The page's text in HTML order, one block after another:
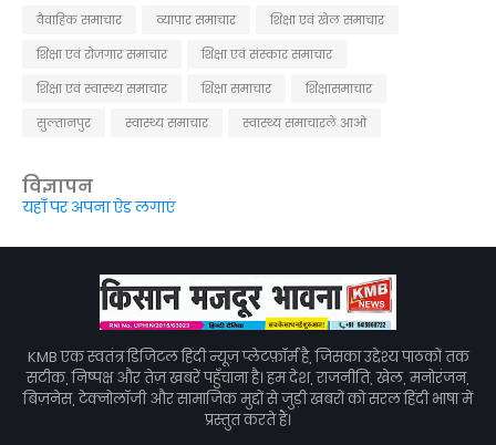
वैवाहिक समाचार
व्यापार समाचार
शिक्षा एवं खेल समाचार
शिक्षा एवं रोजगार समाचार
शिक्षा एवं संस्कार समाचार
शिक्षा एवं स्वास्थ्य समाचार
शिक्षा समाचार
शिक्षासमाचार
सुल्तानपुर
स्वास्थ्य समाचार स्वास्थ्य समाचारले आओ
विज्ञापन
यहाँ पर अपना ऐड लगाएं
KMB एक स्वतंत्र डिजिटल हिंदी न्यूज़ प्लेटफ़ॉर्म है, जिसका उद्देश्य पाठकों तक
सटीक, निष्पक्ष और तेज़ खबरें पहुँचाना है। हम देश, राजनीति, खेल, मनोरंजन,
बिज़नेस, टेक्नोलॉजी और सामाजिक मुद्दों से जुड़ी खबरों को सरल हिंदी भाषा में
प्रस्तुत करते हैं।